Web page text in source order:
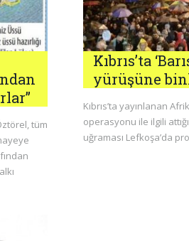
tüm
Kıbrıs’ta
yürüşüne
Kıbrıs’ta yayınlanan
operasyonu ile ilgili
uğraması Lefkoşa’da